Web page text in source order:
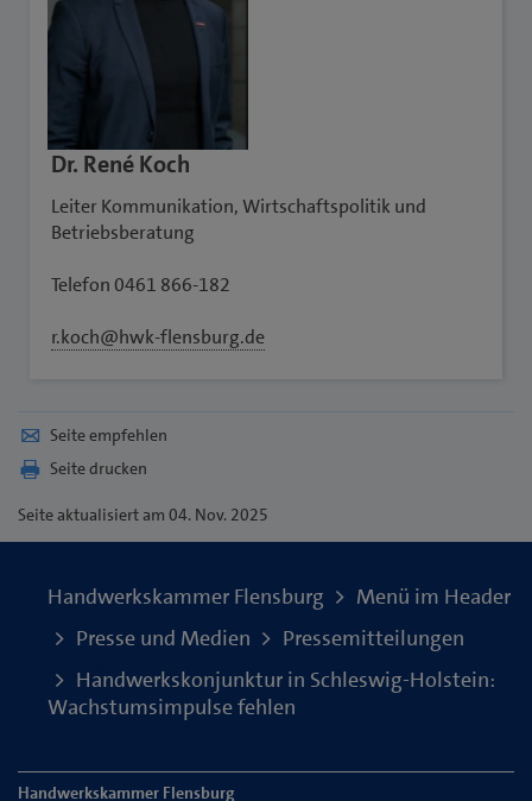
Dr. René Koch
Leiter Kommunikation, Wirtschaftspolitik und
Betriebsberatung
Telefon 0461 866-182
r.koch@hwk-flensburg.de
Seite empfehlen
Seite drucken
Seiteaktualisiert am 04. Nov. 2025
Handwerkskammer Flensburg
Menü im Header
Presse und Medien
Pressemitteilungen
Handwerkskonjunktur in Schleswig-Holstein:
Wachstumsimpulse fehlen
Handwerkskammer Flensburg